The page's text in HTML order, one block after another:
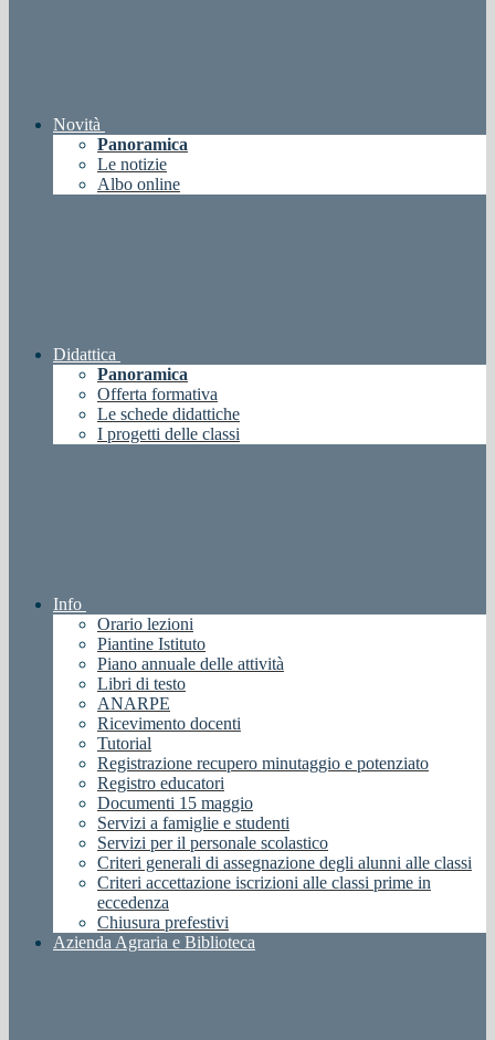
Novità
Panoramica
Le notizie
Albo online
Didattica
Panoramica
Offerta formativa
Le schede didattiche
I progetti delle classi
Info
Orario lezioni
Piantine Istituto
Piano annuale delle attività
Libri di testo
ANARPE
Ricevimento docenti
Tutorial
Registrazione recupero minutaggio e potenziato
Registro educatori
Documenti 15 maggio
Servizi a famiglie e studenti
Servizi per il personale scolastico
Criteri generali di assegnazione degli alunni alle classi
Criteri accettazione iscrizioni alle classi prime in
eccedenza
Chiusura prefestivi
Azienda Agraria e Biblioteca